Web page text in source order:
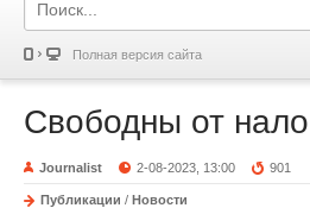
Полная версия сайта
Свободны от
Journalist 2-08-2023, 13:00 901
Публикации / Новости